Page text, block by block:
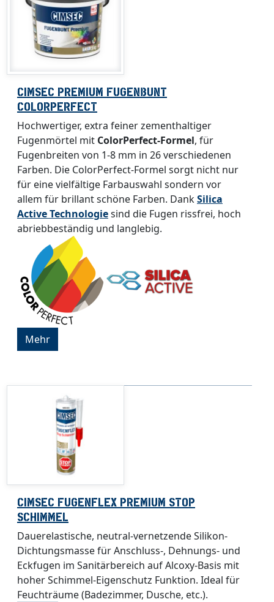
CIMSEC PREMIUM FUGENBUNT
COLORPERFECT
Hochwertiger, extra feiner zementhaltiger
Fugenmörtel mit ColorPerfect-Formel, für
Fugenbreiten von 1-8 mm in 26 verschiedenen
Farben. Die ColorPerfect-Formel sorgt nicht nur
für eine vielfältige Farbauswahl sondern vor
allem für brillant schöne Farben. DankSilica
Active Technologiesind die Fugen rissfrei, hoch
abriebbeständig und langlebig.
Mehr
CIMSEC FUGENFLEX PREMIUM STOP
SCHIMMEL
Dauerelastische, neutral-vernetzende Silikon-
Dichtungsmasse für Anschluss-, Dehnungs- und
Eckfugen im Sanitärbereich auf Alcoxy-Basis mit
hoher Schimmel-Eigenschutz Funktion. Ideal für
Feuchträume (Badezimmer, Dusche, etc.).